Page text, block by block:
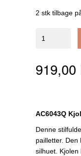
2 stk tilbage
919,00
AC6043Q
Denne
pailletter.
silhuet.